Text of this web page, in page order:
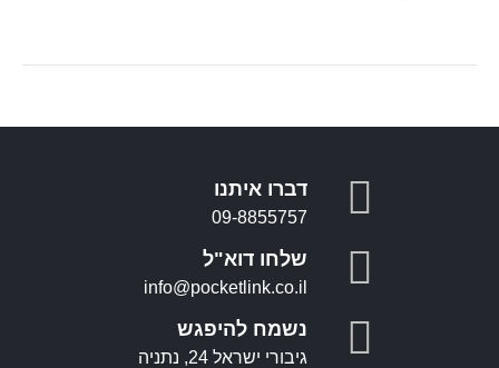
דברו איתנו
09-8855757
שלחו דוא"ל
info@pocketlink.co.il
נשמח להיפגש
גיבורי ישראל 24, נתניה